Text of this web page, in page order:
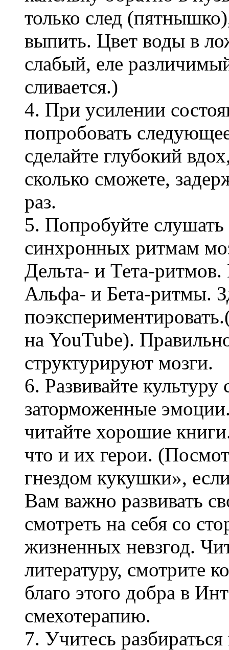
только след
выпить. Цвет воды в
слабый, еле
сливается.)
4. При усилении
попробовать
сделайте глубокий
сколько сможете,
раз.
5. Попробуйте
синхронных ритмам
Дельта- и Тета-
Альфа- и Бета-ритмы.
на YouTube).
структурируют мозги.
6. Развивайте
заторможенные
читайте хорошие
что и их герои.
гнездом кукушки»,
Вам важно развивать
смотреть на себя со
жизненных невзгод.
литературу, смотрите
благо этого добра в
смехотерапию.
7. Учитесь